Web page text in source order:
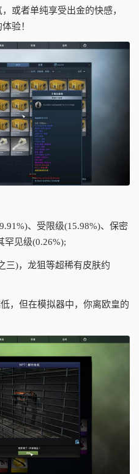
或者单纯享受出金的快感，
验！
、受限级(15.98%)、保密
罕见级(0.26%);
三)，龙狙等超稀有皮肤约
，但在模拟器中，你离欧皇的